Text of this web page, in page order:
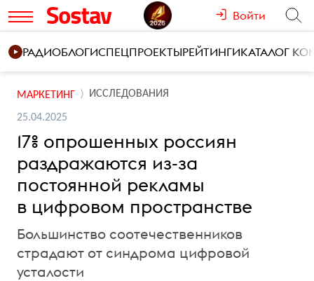
Войти
РАДИОБЛОГИСПЕЦПРОЕКТЫРЕЙТИНГИКАТАЛОГ
МАРКЕТИНГ ИССЛЕДОВАНИЯ
25.04.2025
17% опрошенных россиян
раздражаются из-за
постоянной рекламы
в цифровом пространстве
Большинство соотечественников
страдают от синдрома цифровой
усталости